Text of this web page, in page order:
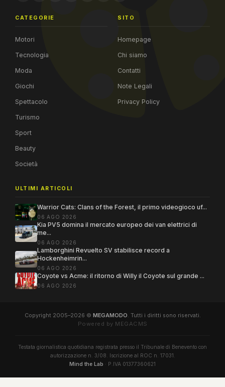
CATEGORIE
Motori
Tecnologia
Moda
Giochi
Spettacolo
Turismo
Sport
Beauty
Società
SITO
Homepage
Chi siamo
Contatti
Note Legali
Privacy Policy
ULTIMI ARTICOLI
Warrior Cats: Clans of the Forest, il primo videogioco uf...
06 AGO 2026
Kia PV5 domina il mercato europeo dei van elettrici di
me...
06 AGO 2026
Lamborghini Revuelto SV stabilisce record a
Hockenheimrin...
06 AGO 2026
Coyote vs Acme: il ritorno di Willy il Coyote sul grande ...
06 AGO 2026
Copyright 2005–2026 © MEGAMODO. Tutti i diritti sono riservati.
Powered by MEGACMS
Testata giornalistica quotidiana registrata presso il Tribunale di Benevento con
autorizzazione n. 3/08. Iscrizione al ROC n. 17031.
Mind the Lab · P.IVA 01377360621